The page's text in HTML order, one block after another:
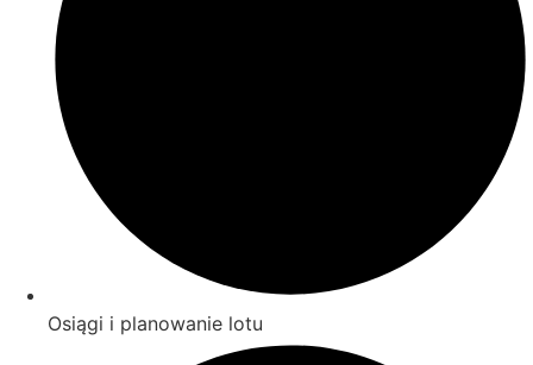
Osiągi i planowanie lotu